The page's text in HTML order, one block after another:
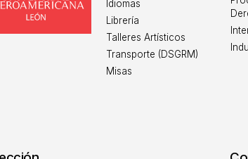
Idiomas
Librería
Talleres Artísticos
Transporte (DSGRM)
Misas